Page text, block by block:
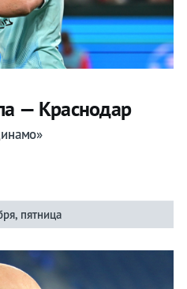
— Краснодар
пятница